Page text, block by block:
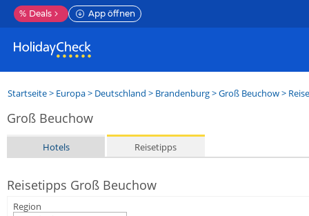
% Deals App öffnen
Startseite> Europa> Deutschland > Brandenburg>Groß Beuchow>
Groß Beuchow
Hotels Reisetipps
Reisetipps Groß Beuchow
Region